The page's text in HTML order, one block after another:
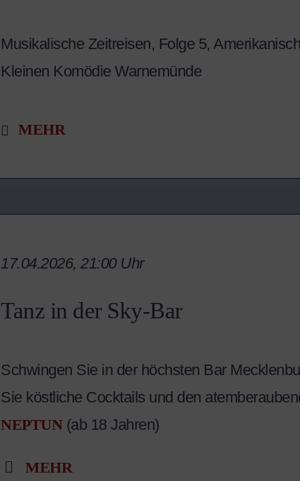
Musikalische Zeitreisen, Folge 5,
Kleinen Komödie Warnemünde
MEHR
Tanz in der Sky-Bar
17.04.2026, 21:00 Uhr
Schwingen Sie in der höchsten Bar
Sie köstliche Cocktails und den
NEPTUN(ab 18 Jahren)
MEHR